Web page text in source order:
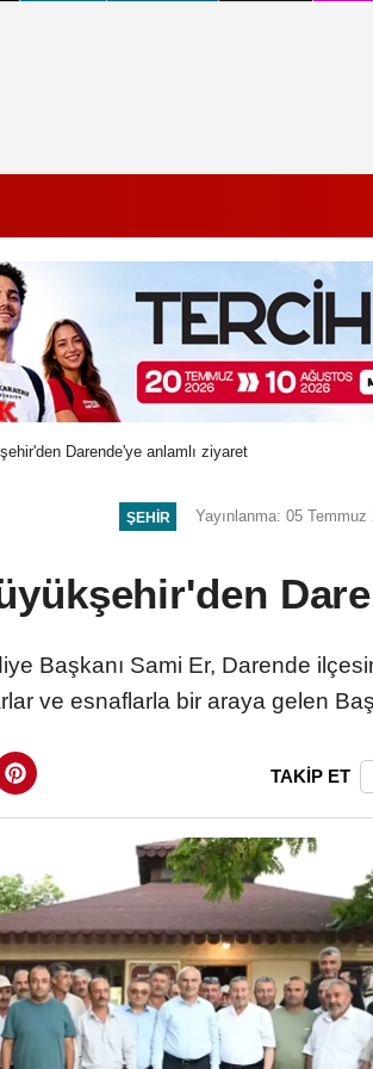
Darende'ye anlamlı ziyaret
ŞEHIR Yayınlanma: 05 Temmuz
Başkanı Sami Er, Darende
ve esnaflarla bir araya gelen
TAKİP ET